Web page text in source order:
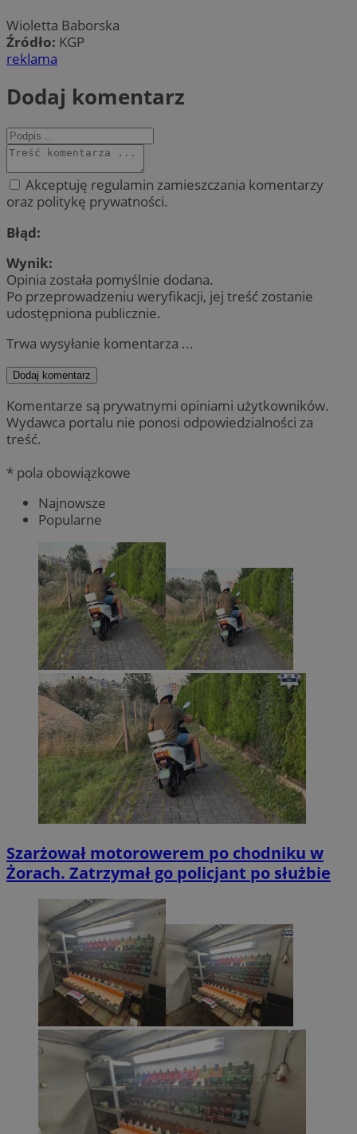
Wioletta Baborska
Źródło: KGP
reklama
Dodaj komentarz
Akceptuję regulamin zamieszczania komentarzy
oraz politykę prywatności.
Błąd:
Wynik:
Opinia została pomyślnie dodana.
Po przeprowadzeniu weryfikacji, jej treść zostanie
udostępniona publicznie.
Trwa wysyłanie komentarza ...
Dodaj komentarz
Komentarze są prywatnymi opiniami użytkowników.
Wydawca portalu nie ponosi odpowiedzialności za
treść.
* pola obowiązkowe
Najnowsze
Popularne
Szarżował motorowerem po chodniku w
Żorach. Zatrzymał go policjant po służbie